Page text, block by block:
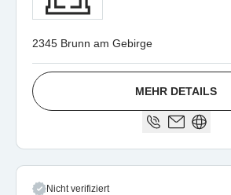
2345 Brunn am Gebirge
MEHR DETAILS
Nicht verifiziert